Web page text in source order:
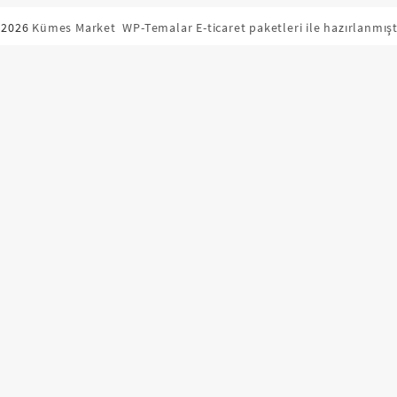
Kümes Market WP-Temalar E-ticaret paketleri ile